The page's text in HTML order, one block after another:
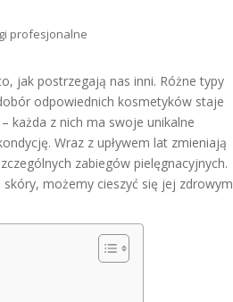
profesjonalne
jak postrzegają nas inni. Różne typy
odpowiednich kosmetyków staje
każda z nich ma swoje unikalne
Wraz z upływem lat zmieniają
zabiegów pielęgnacyjnych.
możemy cieszyć się jej zdrowym